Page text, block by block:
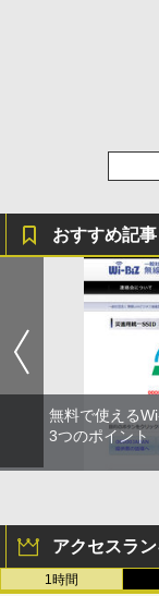
おすすめ記事
無料で使える
3つのポイント
アクセスラ
1時間